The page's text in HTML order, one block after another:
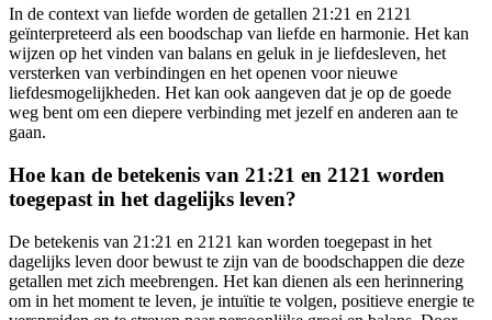
In de context van liefde worden de getallen 21:21 en 2121
geïnterpreteerd als een boodschap van liefde en harmonie. Het kan
wijzen op het vinden van balans en geluk in je liefdesleven, het
versterken van verbindingen en het openen voor nieuwe
liefdesmogelijkheden. Het kan ook aangeven dat je op de goede
weg bent om een diepere verbinding met jezelf en anderen aan te
gaan.
Hoe kan de betekenis van 21:21 en 2121 worden
toegepast in het dagelijks leven?
De betekenis van 21:21 en 2121 kan worden toegepast in het
dagelijks leven door bewust te zijn van de boodschappen die deze
getallen met zich meebrengen. Het kan dienen als een herinnering
om in het moment te leven, je intuïtie te volgen, positieve energie te